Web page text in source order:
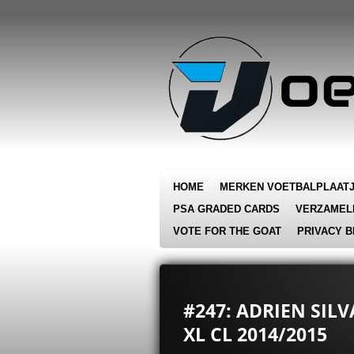
HOME MERKEN
PSA GRADED CARDS
VOTE FOR THE GOAT
PRIVACY
#247: ADRIEN
XL CL 2014/2015